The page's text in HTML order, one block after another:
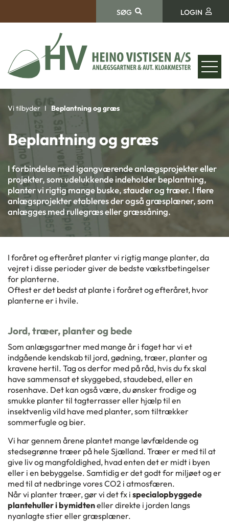
SØG LOGIN
Vi tilbyder Beplantning og græs
Beplantning og græs
I forbindelse med igangværende anlægsprojekter eller
projekter, som udelukkende indeholder beplantning,
planter vi rigtig mange buske, stauder og træer. I flere
anlægsprojekter etableres der også græsplæner, som
anlægges med rullegræs eller græssåning.
I foråret og efteråret planter vi rigtig mange planter, da
vejret i disse perioder giver de bedste vækstbetingelser
for planterne.
Oftest er det bedst at plante i foråret og efteråret, hvor
planterne er i hvile.
Jord, træer, planter og bede
Som anlægsgartner med mange år i faget har vi et
indgående kendskab til jord, gødning, træer, planter og
kravene hertil. Tag os derfor med på råd, hvis du fx skal
have sammensat et skyggebed, staudebed, eller en
rosenhave. Det kan også være, du ønsker frodige og
smukke planter til tagterrasser eller hjælp til en
insektvenlig vild have med planter, som tiltrækker
sommerfugle og bier.
Vi har gennem årene plantet mange løvfældende og
stedsegrønne træer på hele Sjælland. Træer er med til at
give liv og mangfoldighed, hvad enten det er midt i byen
eller i en bebyggelse. Samtidig er det godt for miljøet og er
med til at nedbringe vores CO2 i atmosfæren.
Når vi planter træer, gør vi det fx i specialopbyggede
plantehuller i bymidteneller direkte i jorden langs
nyanlagte stier eller græsplæner.